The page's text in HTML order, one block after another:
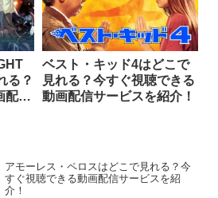
る？
配信
ベスト・キッド4はどこで
見れる？今すぐ視聴できる
動画配信サービスを紹介！
アモーレス・ペロスはどこで見れる？今
すぐ視聴できる動画配信サービスを紹
介！